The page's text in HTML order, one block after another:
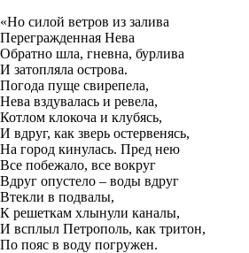
«Но силой ветров из залива
Перегражденная Нева
Обратно шла, гневна, бурлива
И затопляла острова.
Погода пуще свирепела,
Нева вздувалась и ревела,
Котлом клокоча и клубясь,
И вдруг, как зверь остервенясь,
На город кинулась. Пред нею
Все побежало, все вокруг
Вдруг опустело – воды вдруг
Втекли в подвалы,
К решеткам хлынули каналы,
И всплыл Петрополь, как тритон,
По пояс в воду погружен.